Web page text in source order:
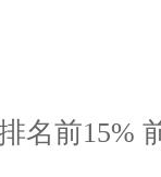
名前15%